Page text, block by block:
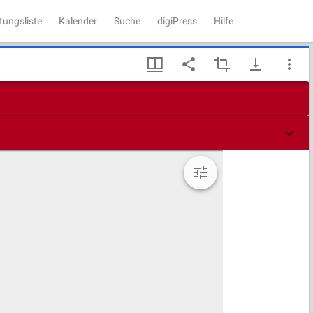
Kalender Suche digiPress Hilfe